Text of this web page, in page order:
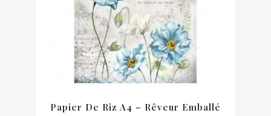
Papier De Riz A4 – Rêveur Emballé